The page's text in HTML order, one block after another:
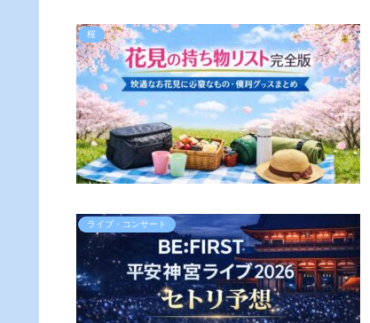
桜
ライブ・コンサート